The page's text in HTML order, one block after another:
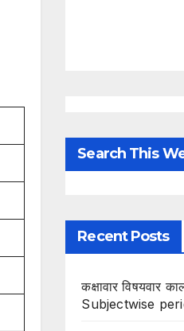
Search This
Recent Posts
कक्षावार विषयवार
Subjectwise